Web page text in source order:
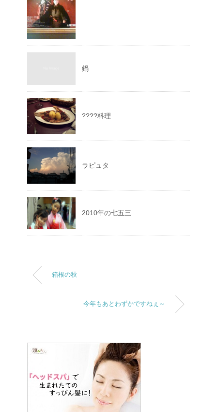
鍋
????料理
ラピュタ
2010年の七五三
箱根の秋
今年もあとわずかですねぇ～